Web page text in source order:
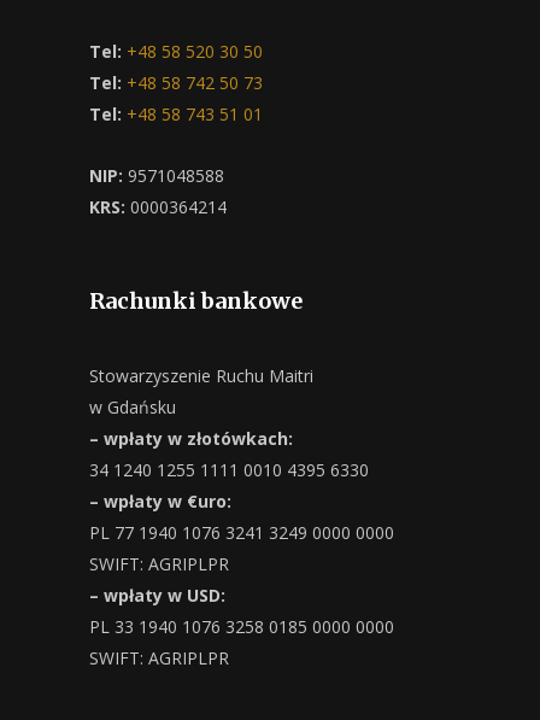
Tel: +48 58 520 30 50
Tel: +48 58 742 50 73
Tel: +48 58 743 51 01
NIP: 9571048588
KRS: 0000364214
Rachunki bankowe
Stowarzyszenie Ruchu Maitri
w Gdańsku
– wpłaty w złotówkach:
34 1240 1255 1111 0010 4395 6330
– wpłaty w €uro:
PL 77 1940 1076 3241 3249 0000 0000
SWIFT: AGRIPLPR
– wpłaty w USD:
PL 33 1940 1076 3258 0185 0000 0000
SWIFT: AGRIPLPR